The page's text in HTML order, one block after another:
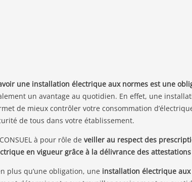
une installation électrique aux normes est une
un avantage au quotidien. En effet, une
de mieux contrôler votre consommation
de tous dans votre établissement.
à pour rôle deveiller au respect des
en vigueur grâce à la délivrance des
plus qu’une obligation, une installation électrique